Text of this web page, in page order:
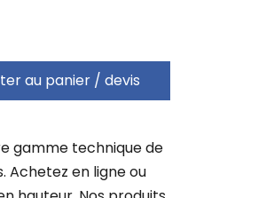
au panier / devis
gamme technique de
Achetez en ligne ou